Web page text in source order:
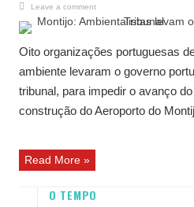
Leave a comment
Oito organizações portuguesas
ambiente levaram o governo
tribunal, para impedir o avanço
construção do Aeroporto do
Read More »
O TEMPO